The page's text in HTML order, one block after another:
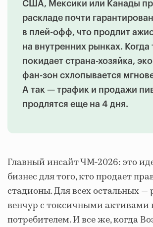
США, Мексики или Канады
раскладе почти
в плей-офф, что продлит
на внутренних рынках. Когда
покидает страна-хозяйка,
фан-зон схлопывается
А так — трафик и продажи
продлятся еще на 4 дня.
Главный инсайт ЧМ-2026: это
бизнес для того, кто продает
стадионы. Для всех остальных
венчур с токсичными
потребителем. И все же, когда